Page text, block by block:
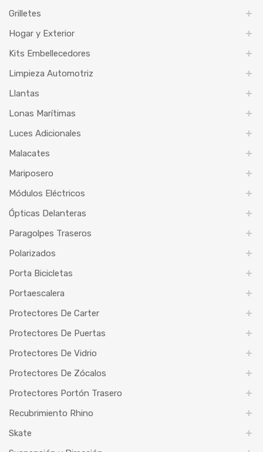
Grilletes
Hogar y Exterior
Kits Embellecedores
Limpieza Automotriz
Llantas
Lonas Marítimas
Luces Adicionales
Malacates
Mariposero
Módulos Eléctricos
Ópticas Delanteras
Paragolpes Traseros
Polarizados
Porta Bicicletas
Portaescalera
Protectores De Carter
Protectores De Puertas
Protectores De Vidrio
Protectores De Zócalos
Protectores Portón Trasero
Recubrimiento Rhino
Skate